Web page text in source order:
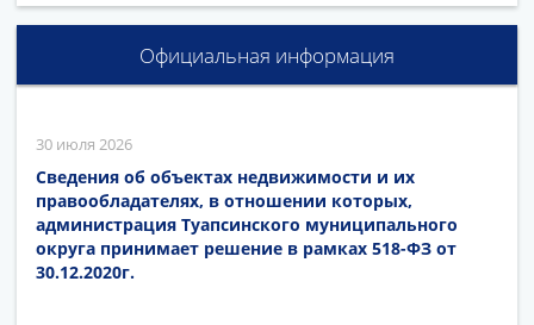
Официальная информация
30 июля 2026
Сведения об объектах недвижимости и их
правообладателях, в отношении которых,
администрация Туапсинского муниципального
округа принимает решение в рамках 518-ФЗ от
30.12.2020г.